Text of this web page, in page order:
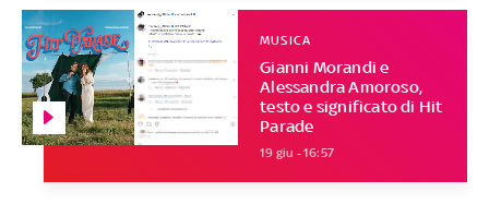
Gianni Morandi e
Alessandra Amoroso,
testo e significato di Hit
Parade
MUSICA
19 giu - 16:57